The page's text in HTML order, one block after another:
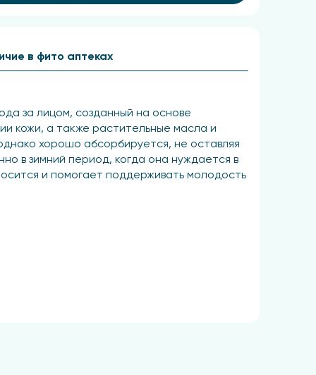
за лицом, созданный на основе
кожи, а также растительные масла и
хорошо абсорбируется, не оставляя
в зимний период, когда она нуждается в
и помогает поддерживать молодость
в фито аптеках